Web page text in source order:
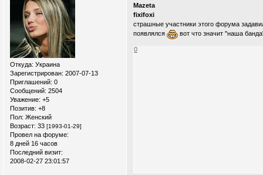
Откуда: Украина
Зарегистрирован: 2007-07-13
Приглашений: 0
Сообщений: 2504
Уважение: +5
Позитив: +8
Пол: Женский
Возраст: 33 [1993-01-29]
Провел на форуме:
8 дней 16 часов
Последний визит:
2008-02-27 23:01:57
Mazeta
fixifoxi
страшные участники этого форума
появлялся
вот что значит "наша
0